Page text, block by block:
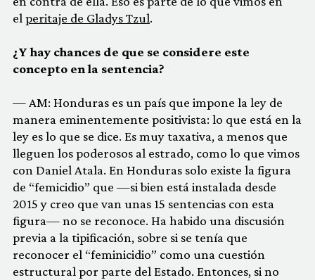
el peritaje de Gladys Tzul.
¿Y hay chances de que se considere este
concepto en la sentencia?
— AM: Honduras es un país que impone la ley de
manera eminentemente positivista: lo que está en la
ley es lo que se dice. Es muy taxativa, a menos que
lleguen los poderosos al estrado, como lo que vimos
con Daniel Atala. En Honduras solo existe la figura
de “femicidio” que —si bien está instalada desde
2015 y creo que van unas 15 sentencias con esta
figura— no se reconoce. Ha habido una discusión
previa a la tipificación, sobre si se tenía que
reconocer el “feminicidio” como una cuestión
estructural por parte del Estado. Entonces, si no